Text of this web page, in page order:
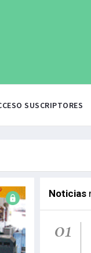
SUSCRIPTORES
Noticias
01